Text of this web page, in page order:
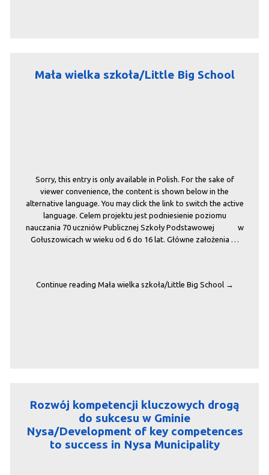
Mała wielka szkoła/Little Big School
Sorry, this entry is only available in Polish. For the sake of
viewer convenience, the content is shown below in the
alternative language. You may click the link to switch the active
language. Celem projektu jest podniesienie poziomu
nauczania 70 uczniów Publicznej Szkoły Podstawowej w
Gołuszowicach w wieku od 6 do 16 lat. Główne założenia …
Continue reading Mała wielka szkoła/Little Big School →
Rozwój kompetencji kluczowych drogą
do sukcesu w Gminie
Nysa/Development of key competences
to success in Nysa Municipality